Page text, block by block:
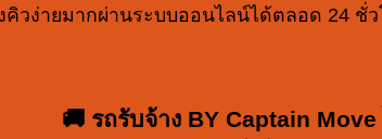
วง่ายมากผ่านระบบออนไลน์ได้ตลอด 24 ชั่ว
🚚 รถรับจ้าง BY Captain